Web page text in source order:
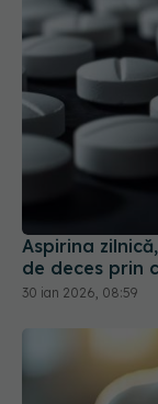
30 ian 2026, 08:59